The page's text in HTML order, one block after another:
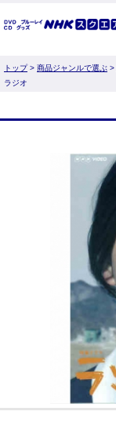
トップ> 商品ジャンルで選ぶ >
ラジオ